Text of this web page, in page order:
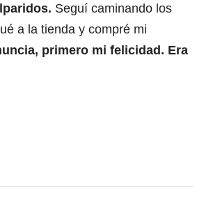
Seguí caminando los
a la tienda y compré mi
primero mi felicidad. Era